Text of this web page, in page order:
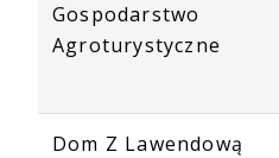
Gospodarstwo
Agroturystyczne
Dom Z Lawendową